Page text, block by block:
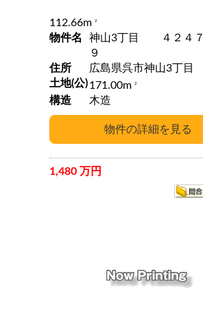
112.66m 2
物件名
神山3丁目 ４２４７
９
住所
広島県呉市神山3丁目
土地(公)171.00m2
構造 木造
1,480 万円